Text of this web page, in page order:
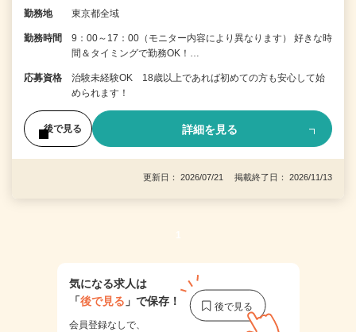
勤務地 東京都全域
勤務時間
9：00～17：00（モニター内容により異なります） 好きな時
間＆タイミングで勤務OK！…
応募資格
治験未経験OK 18歳以上であれば初めての方も安心して始
められます！
後で見る 詳細を見る
更新日： 2026/07/21 掲載終了日： 2026/11/13
1
気になる求人は
「後で見る 」で保存！
会員登録なしで、